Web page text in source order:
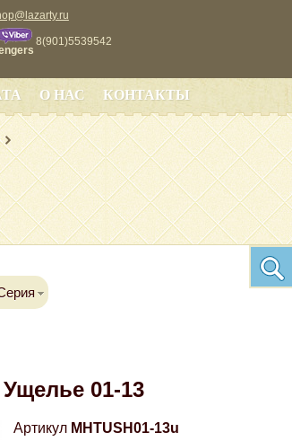
8(901)5539542
О НАС КОНТАКТЫ
01-13
Артикул MHTUSH01-13u